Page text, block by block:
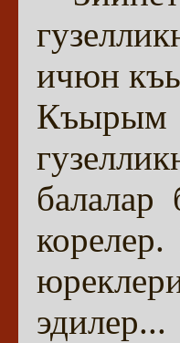
ичюн
балалар
эдилер...